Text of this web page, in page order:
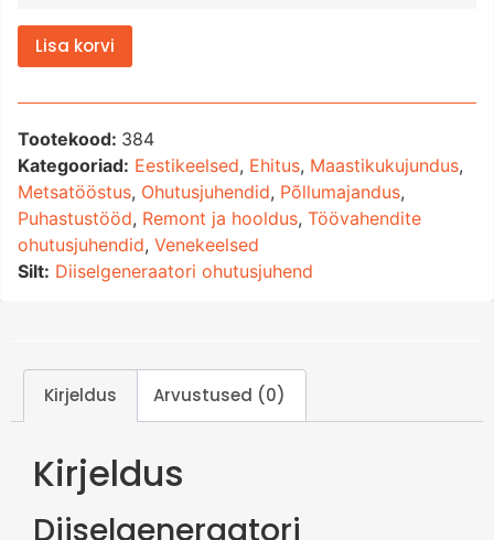
Lisa korvi
Tootekood: 384
Kategooriad: Eestikeelsed, Ehitus, Maastikukujundus,
Metsatööstus, Ohutusjuhendid, Põllumajandus,
Puhastustööd, Remont ja hooldus, Töövahendite
ohutusjuhendid, Venekeelsed
Silt: Diiselgeneraatori ohutusjuhend
Kirjeldus Arvustused (0)
Kirjeldus
Diiselgeneraatori